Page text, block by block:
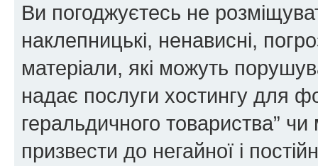
Ви погоджуєтесь не
наклепницькі, ненависні,
матеріали, які можуть
надає послуги хостингу для
геральдичного товариства”
призвести до негайної і